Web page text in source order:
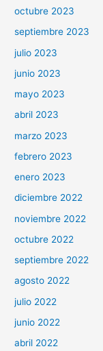
octubre 2023
septiembre 2023
julio 2023
junio 2023
mayo 2023
abril 2023
marzo 2023
febrero 2023
enero 2023
diciembre 2022
noviembre 2022
octubre 2022
septiembre 2022
agosto 2022
julio 2022
junio 2022
abril 2022